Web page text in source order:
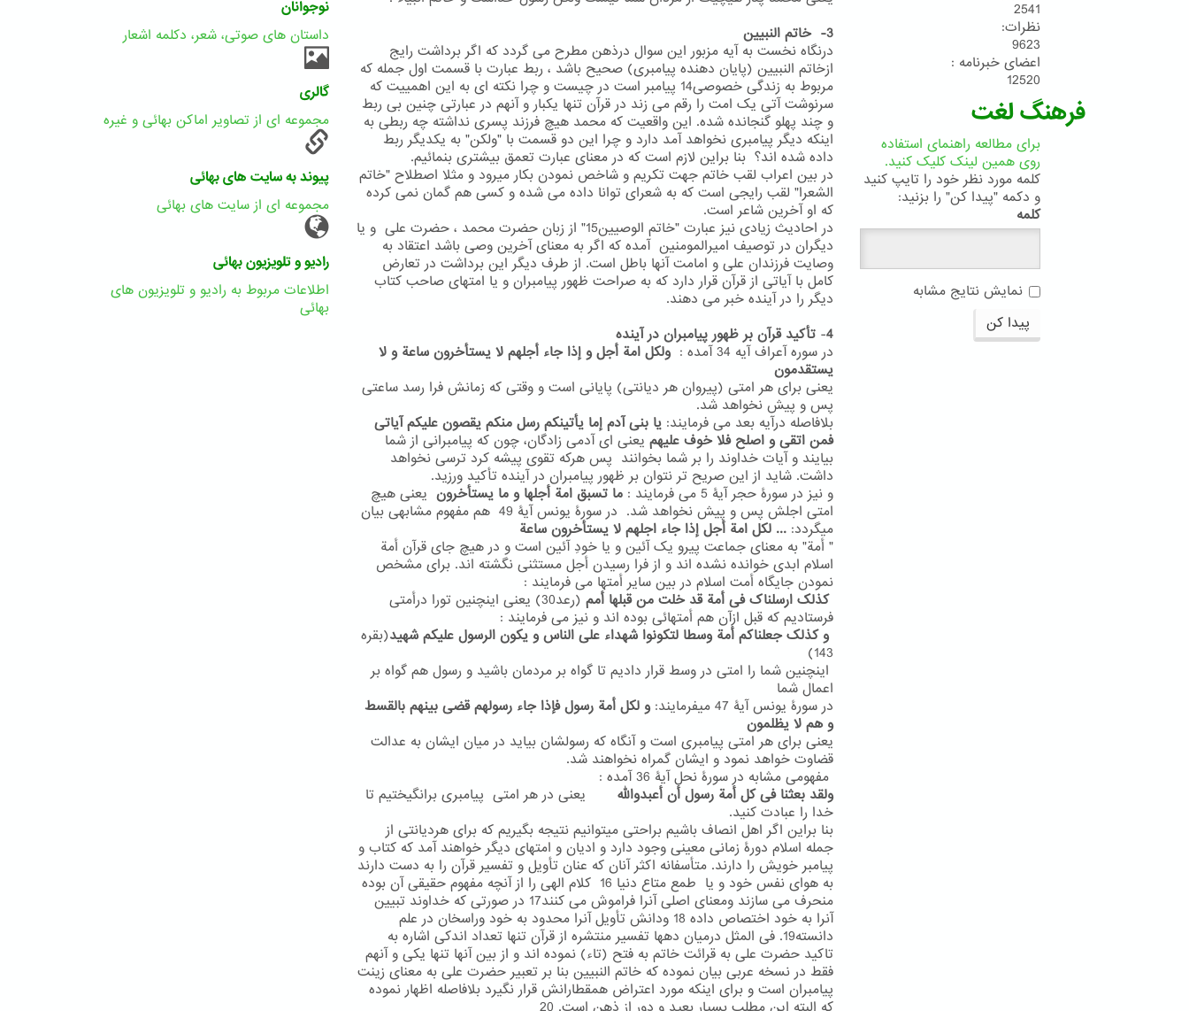
3- خاتم النبیین
درنگاه نخست به آیه مزبور این سوال درذهن مطرح می گردد که اگر برداشت رایج
ازخاتم النبیین (پایان دهنده پیامبری) صحیح باشد ، ربط عبارت با قسمت اول جمله که
مربوط به زندگی خصوصی14 پیامبر است در چیست و چرا نکته ای به این اهمییت که
سرنوشت آتی یک امت را رقم می زند در قرآن تنها یکبار و آنهم در عبارتی چنین بی ربط
و چند پهلو گنجانده شده. این واقعیت که محمد هیچ فرزند پسری نداشته چه ربطی به
اینکه دیگر پیامبری نخواهد آمد دارد و چرا این دو قسمت با "ولکن" به یکدیگر ربط
داده شده اند؟ بنا براین لازم است که در معنای عبارت تعمق بیشتری بنمائیم.
در بین اعراب لقب خاتم جهت تکریم و شاخص نمودن بکار میرود و مثلا اصطلاح "خاتم
الشعرا" لقب رایجی است که به شعرای توانا داده می شده و کسی هم گمان نمی کرده
که او آخرین شاعر است.
در احادیث زیادی نیز عبارت "خاتم الوصیین15" از زبان حضرت محمد ، حضرت علی و یا
دیگران در توصیف امیرالمومنین آمده که اگر به معنای آخرین وصی باشد اعتقاد به
وصایت فرزندان علی و امامت آنها باطل است. از طرف دیگر این برداشت در تعارض
کامل با آیاتی از قرآن قرار دارد که به صراحت ظهور پیامبران و یا امتهای صاحب کتاب
دیگر را در آینده خبر می دهند.
4
- تأکید قرآن بر ظهور پیامبران در آینده
در سوره آعراف آیه 34 آمده :
ولکل امة أجل و إذا جاء أجلهم لا یستأخرون ساعة و لا
یستقدمون
یعنی برای هر امتی (پیروان هر دیانتی) پایانی است و وقتی که زمانش فرا رسد ساعتی
پس و پیش نخواهد شد.
بلافاصله درآیه بعد می فرمایند: یا بنی آدم إما یأتینکم رسل منکم یقصون علیکم آیاتی
فمن اتقی و اصلح فلا خوف علیهم یعنی ای آدمی زادگان، چون که پیامبرانی از شما
بیایند و آیات خداوند را بر شما بخوانند پس هرکه تقوی پیشه کرد ترسی نخواهد
داشت. شاید از این صریح تر نتوان بر ظهور پیامبران در آینده تأکید ورزید.
و نیز در سورۀ حجر آیۀ 5 می فرمایند :
ما تسبق امة أجلها و ما یستأخرون یعنی هیچ
امتی اجلش پس و پیش نخواهد شد. در سورۀ یونس آیۀ 49 هم مفهوم مشابهی بیان
میگردد: ... لکل امة أجل إذا جاء اجلهم لا یستأخرون ساعة
" أمة" به معنای جماعت پیرو یک آئین و یا خودِ آئین است و در هیچ جای قرآن أمة
اسلام ابدی خوانده نشده اند و از فرا رسیدن أجل مستثنی نگشته اند. برای مشخص
نمودن جایگاه أمت اسلام در بین سایر أمتها می فرمایند :
کذلک ارسلناک فی أمة قد خلت من قبلها أمم
(رعد30) یعنی اینچنین تورا درأمتی
فرستادیم که قبل ازآن هم أمتهائی بوده اند و نیز می فرمایند :
و کذلک جعلناکم أمة وسطا لتکونوا شهداء علی الناس و یکون الرسول علیکم شهید(بقره
143)
اینچنین شما را امتی در وسط قرار دادیم تا گواه بر مردمان باشید و رسول هم گواه بر
اعمال شما
در سورۀ یونس آیۀ 47 میفرمایند:
و لکل أمة رسول فإذا جاء رسولهم قضی بینهم بالقسط
و هم لا یظلمون
یعنی برای هر امتی پیامبری است و آنگاه که رسولشان بیاید در میان ایشان به عدالت
قضاوت خواهد نمود و ایشان گمراه نخواهند شد.
مفهومی مشابه در سورۀ نحل آیۀ 36 آمده :
ولقد بعثنا فی کل أمة رسول أن أعبدوالله یعنی در هر امتی پیامبری برانگیختیم تا
خدا را عبادت کنید.
بنا براین اگر اهل انصاف باشیم براحتی میتوانیم نتیجه بگیریم که برای هردیانتی از
جمله اسلام دورۀ زمانی معینی وجود دارد و ادیان و امتهای دیگر خواهند آمد که کتاب و
پیامبر خویش را دارند. متأسفانه اکثر آنان که عنان تأویل و تفسیر قرآن را به دست دارند
به هوای نفس خود و یا طمع متاع دنیا 16 کلام الهی را از آنچه مفهوم حقیقی آن بوده
منحرف می سازند ومعنای اصلی آنرا فراموش می کنند17 در صورتی که خداوند تبیین
آنرا به خود اختصاص داده 18 ودانش تأویل آنرا محدود به خود وراسخان در علم
دانسته19. فی المثل درمیان دهها تفسیر منتشره از قرآن تنها تعداد اندکی اشاره به
تاکید حضرت علی به قرائت خاتم به فتح (تاء) نموده اند و از بین آنها تنها یکی و آنهم
فقط در نسخه عربی بیان نموده که خاتم النبیین بنا بر تعبیر حضرت علی به معنای زینت
پیامبران است و برای اینکه مورد اعتراض همقطارانش قرار نگیرد بلافاصله اظهار نموده
نوجوانان
داستان های صوتی، شعر، دکلمه اشعار
گالری
مجموعه ای از تصاویر اماکن بهائی و غیره
پیوند به سایت های بهائی
مجموعه ای از سایت های بهائی
رادیو و تلویزیون بهائی
اطلاعات مربوط به رادیو و تلویزیون های
بهائی
2541
نظرات:
9623
اعضای خبرنامه :
12520
فرهنگ لغت
برای مطالعه راهنمای استفاده
روی همین لینک کلیک کنید.
کلمه مورد نظر خود را تایپ کنید
و دکمه "پیدا کن" را بزنید:
کلمه
نمایش نتایج مشابه
پیدا کن